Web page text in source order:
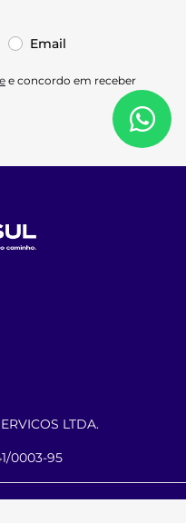
Email
e concordo em receber
LTDA.
0003-95